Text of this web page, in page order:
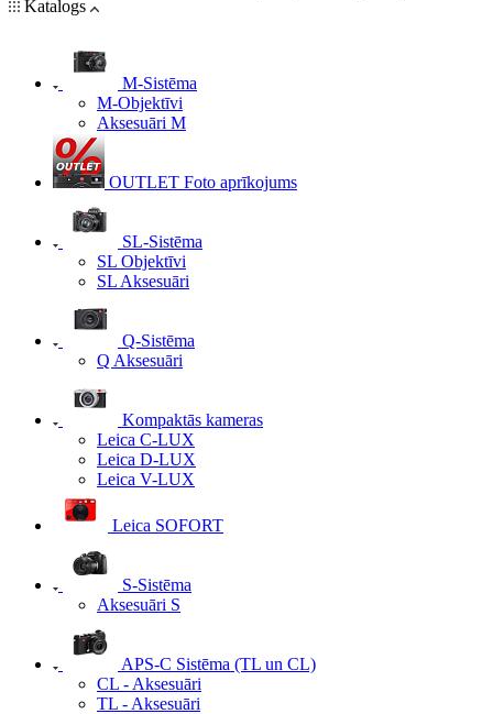
Katalogs
M-Sistēma
M-Objektīvi
Aksesuāri M
OUTLET Foto aprīkojums
SL-Sistēma
SL Objektīvi
SL Aksesuāri
Q-Sistēma
Q Aksesuāri
Kompaktās kameras
Leica C-LUX
Leica D-LUX
Leica V-LUX
Leica SOFORT
S-Sistēma
Aksesuāri S
APS-C Sistēma (TL un CL)
CL - Aksesuāri
TL - Aksesuāri